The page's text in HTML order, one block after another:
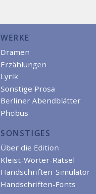
WERKE
Dramen
Erzählungen
Lyrik
Sonstige Prosa
Berliner Abendblätter
Phöbus
SONSTIGES
Über die Edition
Kleist-Wörter-Rätsel
Handschriften-Simulator
Handschriften-Fonts